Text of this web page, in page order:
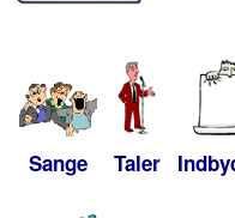
Sange Taler